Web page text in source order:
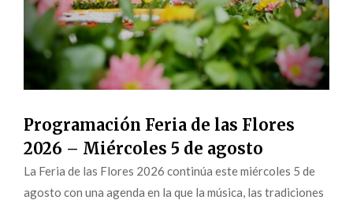
Programación Feria de las Flores
2026 – Miércoles 5 de agosto
La Feria de las Flores 2026 continúa este miércoles 5 de
agosto con una agenda en la que la música, las tradiciones